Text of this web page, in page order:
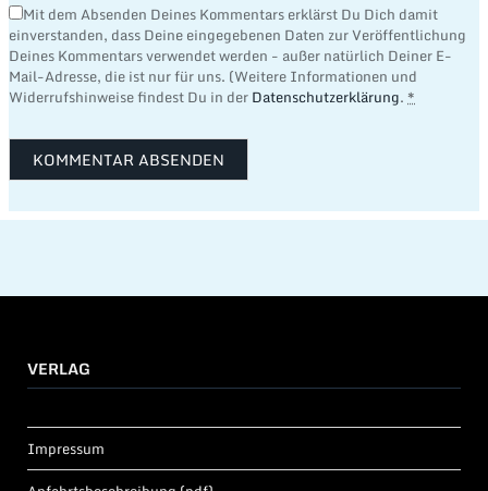
Mit dem Absenden Deines Kommentars erklärst Du Dich damit
einverstanden, dass Deine eingegebenen Daten zur Veröffentlichung
Deines Kommentars verwendet werden - außer natürlich Deiner E-
Mail-Adresse, die ist nur für uns. (Weitere Informationen und
Widerrufshinweise findest Du in derDatenschutzerklärung.*
VERLAG
Impressum